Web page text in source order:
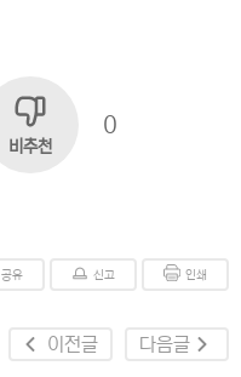
비추천
0
공유 신고 인쇄
이전글 다음글